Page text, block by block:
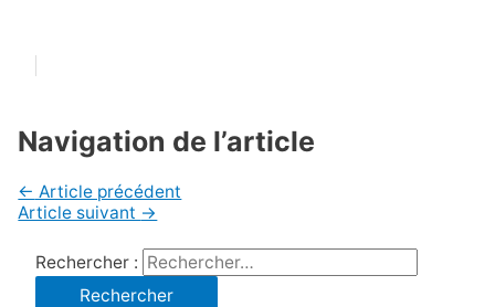
Navigation de l’article
← Article précédent
Article suivant →
Rechercher :